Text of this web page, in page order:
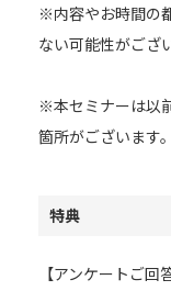
※内容やお時間の
ない可能性がござ
※本セミナーは以
箇所がございます。
特典
【アンケートご回